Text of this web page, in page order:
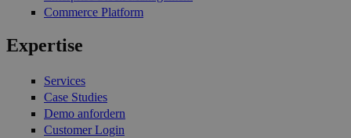
Commerce Platform
Expertise
Services
Case Studies
Demo anfordern
Customer Login